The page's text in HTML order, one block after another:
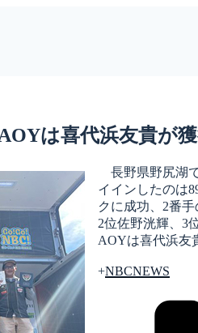
は喜代浜友貴が
長野県野尻湖
イインしたのは
クに成功、2番
2位佐野洸輝、3
AOYは喜代浜友
+NBCNEWS